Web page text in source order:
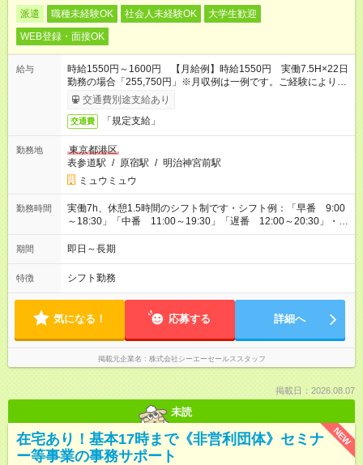
派遣 職種未経験OK 社会人未経験OK
大学生歓迎
WEB登録・面接OK
給与
時給1550円～1600円 【月給例】時給1550円 実働7.5H×22日
勤務の場合「255,750円」※月収例は一例です。ご経験により異
なります。
交通費別途支給あり
交通費 「規定支給」
勤務地
東京都港区
表参道駅 / 原宿駅 / 明治神宮前駅
ミュウミュウ
勤務時間
実働7h、休憩1.5時間のシフト制です・シフト例：「早番 9:00
～18:30」「中番 11:00～19:30」「遅番 12:00～20:30」・店
舗によって異なりますがこちらを参考にして下さい。・お友達
紹介で現金GET！！ご紹介者の方がご勤務して頂いた場合、双
期間 即日～長期
特徴 シフト勤務
気になる！ 応募する 詳細へ
掲載元企業名 株式会社シーエーセールススタッフ
掲載日：2026.08.07
未読
NEW
在宅あり！基本17時まで《非営利団体》セミナ
ー等事業の事務サポート